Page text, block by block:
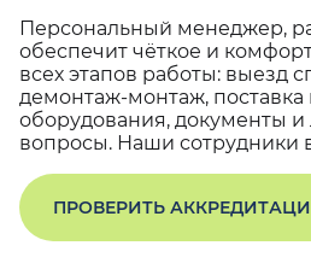
Персональный менеджер,
обеспечит чёткое и
всех этапов работы: выезд
демонтаж-монтаж, поставка
оборудования, документы
вопросы. Наши сотрудники
ПРОВЕРИТЬ